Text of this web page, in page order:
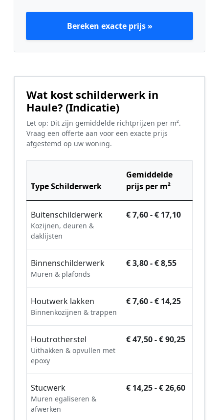
Bereken exacte prijs »
Wat kost schilderwerk in
Haule? (Indicatie)
Let op: Dit zijn gemiddelde richtprijzen per m².
Vraag een offerte aan voor een exacte prijs
afgestemd op uw woning.
Type Schilderwerk
Gemiddelde
prijs per m²
Buitenschilderwerk
Kozijnen, deuren &
daklijsten
€ 7,60 - € 17,10
Binnenschilderwerk
Muren & plafonds
€ 3,80 - € 8,55
Houtwerk lakken
Binnenkozijnen & trappen
€ 7,60 - € 14,25
Houtrotherstel
Uithakken & opvullen met
epoxy
€ 47,50 - € 90,25
Stucwerk
Muren egaliseren &
afwerken
€ 14,25 - € 26,60